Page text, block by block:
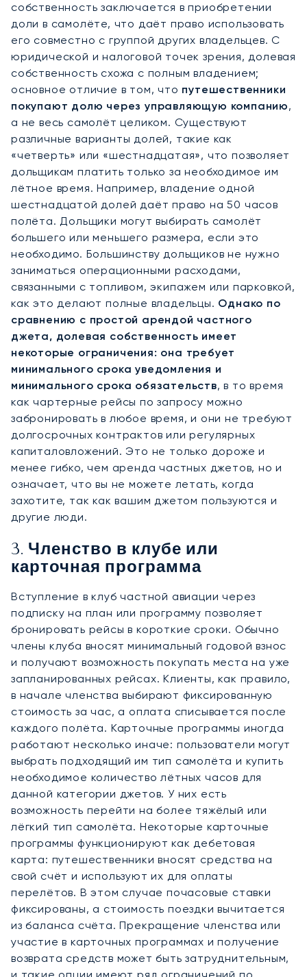
собственность заключается в приобретении
доли в самолёте, что даёт право использовать
его совместно с группой других владельцев. С
юридической и налоговой точек зрения, долевая
собственность схожа с полным владением;
основное отличие в том, что путешественники
покупают долю через управляющую компанию,
а не весь самолёт целиком. Существуют
различные варианты долей, такие как
«четверть» или «шестнадцатая», что позволяет
дольщикам платить только за необходимое им
лётное время. Например, владение одной
шестнадцатой долей даёт право на 50 часов
полёта. Дольщики могут выбирать самолёт
большего или меньшего размера, если это
необходимо. Большинству дольщиков не нужно
заниматься операционными расходами,
связанными с топливом, экипажем или парковкой,
как это делают полные владельцы. Однако по
сравнению с простой арендой частного
джета, долевая собственность имеет
некоторые ограничения: она требует
минимального срока уведомления и
минимального срока обязательств, в то время
как чартерные рейсы по запросу можно
забронировать в любое время, и они не требуют
долгосрочных контрактов или регулярных
капиталовложений. Это не только дороже и
менее гибко, чем аренда частных джетов, но и
означает, что вы не можете летать, когда
захотите, так как вашим джетом пользуются и
другие люди.
3. Членство в клубе или
карточная программа
Вступление в клуб частной авиации через
подписку на план или программу позволяет
бронировать рейсы в короткие сроки. Обычно
члены клуба вносят минимальный годовой взнос
и получают возможность покупать места на уже
запланированных рейсах. Клиенты, как правило,
в начале членства выбирают фиксированную
стоимость за час, а оплата списывается после
каждого полёта. Карточные программы иногда
работают несколько иначе: пользователи могут
выбрать подходящий им тип самолёта и купить
необходимое количество лётных часов для
данной категории джетов. У них есть
возможность перейти на более тяжёлый или
лёгкий тип самолёта. Некоторые карточные
программы функционируют как дебетовая
карта: путешественники вносят средства на
свой счёт и используют их для оплаты
перелётов. В этом случае почасовые ставки
фиксированы, а стоимость поездки вычитается
из баланса счёта. Прекращение членства или
участие в карточных программах и получение
возврата средств может быть затруднительным,
и такие опции имеют ряд ограничений по